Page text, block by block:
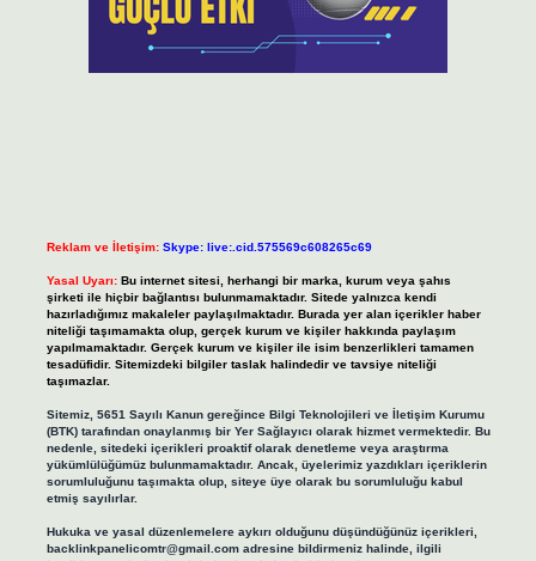
Reklam ve İletişim: Skype: live:.cid.575569c608265c69
Yasal Uyarı: Bu internet sitesi, herhangi bir marka, kurum veya şahıs
şirketi ile hiçbir bağlantısı bulunmamaktadır. Sitede yalnızca kendi
hazırladığımız makaleler paylaşılmaktadır. Burada yer alan içerikler haber
niteliği taşımamakta olup, gerçek kurum ve kişiler hakkında paylaşım
yapılmamaktadır. Gerçek kurum ve kişiler ile isim benzerlikleri tamamen
tesadüfidir. Sitemizdeki bilgiler taslak halindedir ve tavsiye niteliği
taşımazlar.
Sitemiz, 5651 Sayılı Kanun gereğince Bilgi Teknolojileri ve İletişim Kurumu
(BTK) tarafından onaylanmış bir Yer Sağlayıcı olarak hizmet vermektedir. Bu
nedenle, sitedeki içerikleri proaktif olarak denetleme veya araştırma
yükümlülüğümüz bulunmamaktadır. Ancak, üyelerimiz yazdıkları içeriklerin
sorumluluğunu taşımakta olup, siteye üye olarak bu sorumluluğu kabul
etmiş sayılırlar.
Hukuka ve yasal düzenlemelere aykırı olduğunu düşündüğünüz içerikleri,
backlinkpanelicomtr@gmail.comadresine bildirmeniz halinde, ilgili